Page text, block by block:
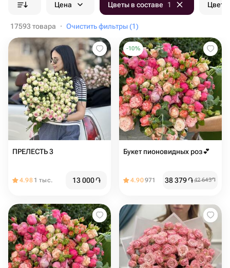
Цена Цветы в составе 1 Цвет
17593 товара · Очистить фильтры (1)
ПРЕЛЕСТЬ 3
4.98 1 тыс. 13 000֏
-10%
Букет пионовидных роз💕
4.90971 38 379֏42 643֏